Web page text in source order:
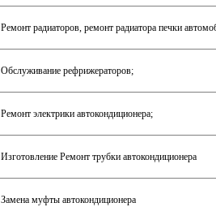
Ремонт радиаторов, ремонт радиатора печки
Обслуживание рефрижераторов;
Ремонт электрики автокондиционера;
Изготовление Ремонт трубки автокондиционера
Замена муфты автокондиционера